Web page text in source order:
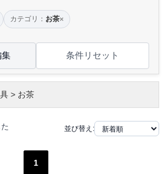
カテゴリ： お茶×
条件リセット
> お茶
並び替え:
1